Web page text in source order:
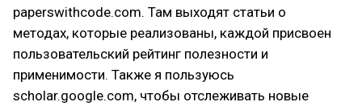
paperswithcode.com. Там выходят статьи о
методах, которые реализованы, каждой присвоен
пользовательский рейтинг полезности и
применимости. Также я пользуюсь
scholar.google.com, чтобы отслеживать новые